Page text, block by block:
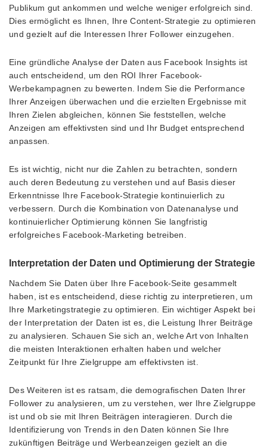
Publikum gut ankommen und welche weniger erfolgreich sind.
Dies ermöglicht es Ihnen, Ihre Content-Strategie zu optimieren
und gezielt auf die Interessen Ihrer Follower einzugehen.
Eine gründliche Analyse der Daten aus Facebook Insights ist
auch entscheidend, um den ROI Ihrer Facebook-
Werbekampagnen zu bewerten. Indem Sie die Performance
Ihrer Anzeigen überwachen und die erzielten Ergebnisse mit
Ihren Zielen abgleichen, können Sie feststellen, welche
Anzeigen am effektivsten sind und Ihr Budget entsprechend
anpassen.
Es ist wichtig, nicht nur die Zahlen zu betrachten, sondern
auch deren Bedeutung zu verstehen und auf Basis dieser
Erkenntnisse Ihre Facebook-Strategie kontinuierlich zu
verbessern. Durch die Kombination von Datenanalyse und
kontinuierlicher Optimierung können Sie langfristig
erfolgreiches Facebook-Marketing betreiben.
Interpretation der Daten und Optimierung der Strategie
Nachdem Sie Daten über Ihre Facebook-Seite gesammelt
haben, ist es entscheidend, diese richtig zu interpretieren, um
Ihre Marketingstrategie zu optimieren. Ein wichtiger Aspekt bei
der Interpretation der Daten ist es, die Leistung Ihrer Beiträge
zu analysieren. Schauen Sie sich an, welche Art von Inhalten
die meisten Interaktionen erhalten haben und welcher
Zeitpunkt für Ihre Zielgruppe am effektivsten ist.
Des Weiteren ist es ratsam, die demografischen Daten Ihrer
Follower zu analysieren, um zu verstehen, wer Ihre Zielgruppe
ist und ob sie mit Ihren Beiträgen interagieren. Durch die
Identifizierung von Trends in den Daten können Sie Ihre
zukünftigen Beiträge und Werbeanzeigen gezielt an die